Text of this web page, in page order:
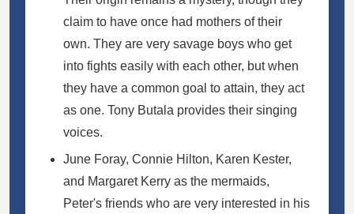
claim to have once had mothers of their
own. They are very savage boys who get
into fights easily with each other, but when
they have a common goal to attain, they act
as one. Tony Butala provides their singing
voices.
June Foray, Connie Hilton, Karen Kester,
and Margaret Kerry as the mermaids,
Peter's friends who are very interested in his